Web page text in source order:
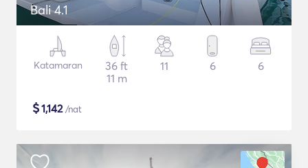
Bali 4.1
Katamaran
36 ft
11 m
11 6 6
$1,142/nat